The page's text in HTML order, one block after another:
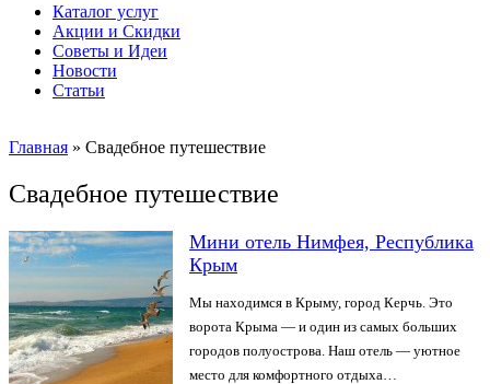
Каталог услуг
Акции и Скидки
Советы и Идеи
Новости
Статьи
Главная » Свадебное путешествие
Свадебное путешествие
Мини отель Нимфея, Республика
Крым
Мы находимся в Крыму, город Керчь. Это
ворота Крыма — и один из самых больших
городов полуострова. Наш отель — уютное
место для комфортного отдыха…